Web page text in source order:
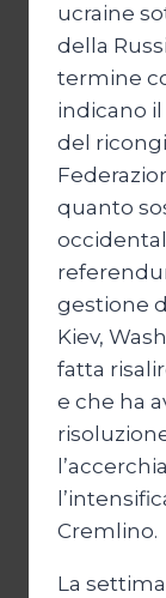
ucraine
della
termine
indicano
del
quanto
gestione
Kiev,
fatta
e che ha
Cremlino.
La